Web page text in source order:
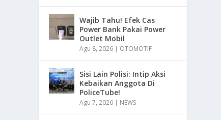
Wajib Tahu! Efek Cas
Power Bank Pakai Power
Outlet Mobil
Agu 8, 2026 | OTOMOTIF
Sisi Lain Polisi: Intip Aksi
Kebaikan Anggota Di
PoliceTube!
Agu 7, 2026 | NEWS